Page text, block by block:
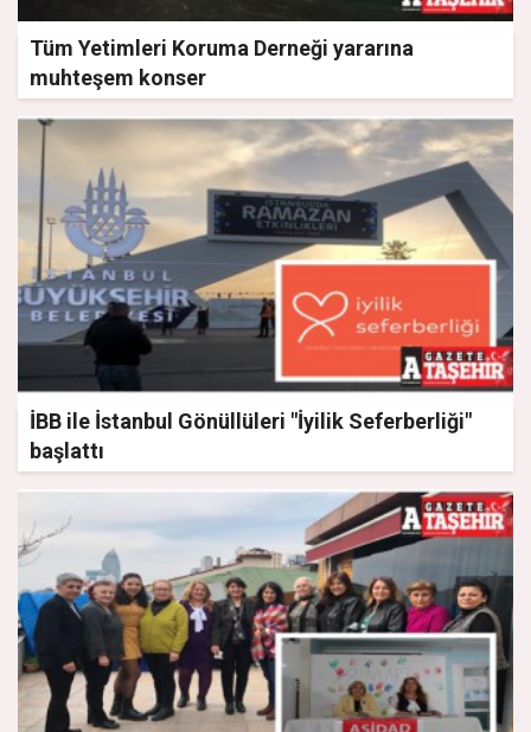
Tüm Yetimleri Koruma Derneği yararına
muhteşem konser
İBB ile İstanbul Gönüllüleri "İyilik Seferberliği"
başlattı